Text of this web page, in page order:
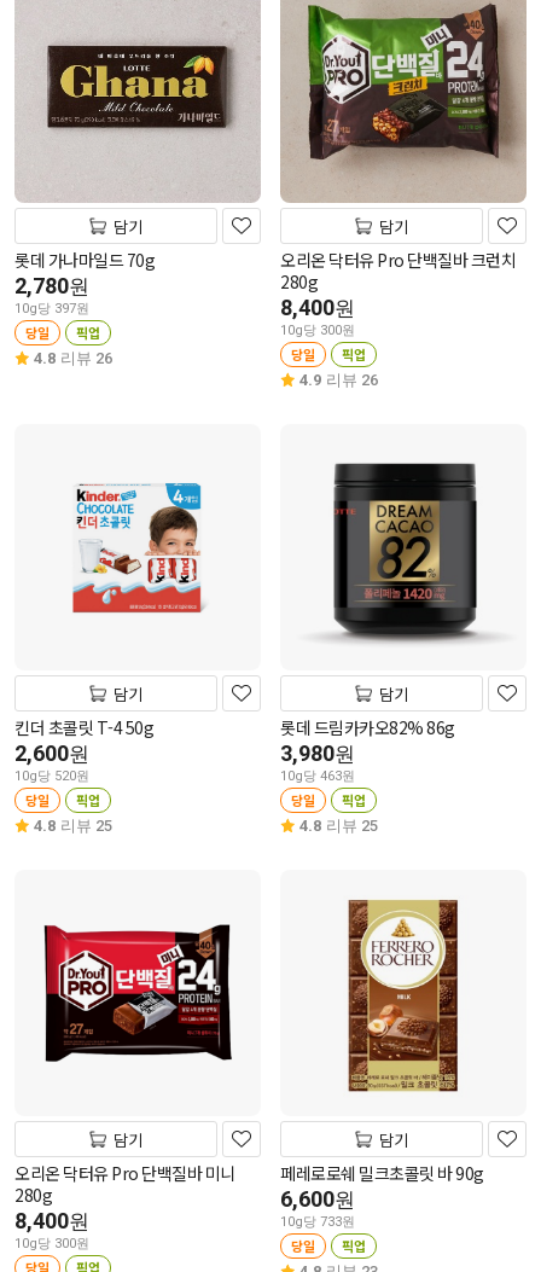
담기
롯데 가나마일드 70g
2,780원
10g당 397원
당일 픽업
4.8 리뷰 26
담기
오리온 닥터유 Pro 단백질바 크런치
280g
8,400원
10g당 300원
당일 픽업
4.9 리뷰 26
담기
킨더 초콜릿 T-4 50g
2,600원
10g당 520원
당일 픽업
4.8 리뷰 25
담기
롯데 드림카카오82% 86g
3,980원
10g당 463원
당일 픽업
4.8 리뷰 25
담기
오리온 닥터유 Pro 단백질바 미니
280g
8,400원
10g당 300원
당일 픽업
담기
페레로로쉐 밀크초콜릿 바 90g
6,600원
10g당 733원
당일 픽업